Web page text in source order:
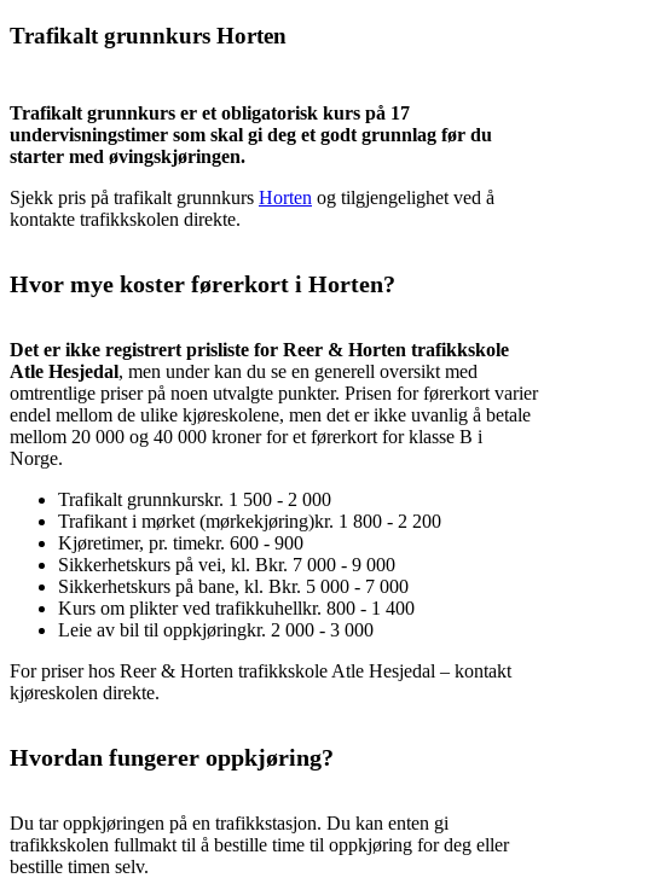
Trafikalt grunnkurs Horten
Trafikalt grunnkurs er et obligatorisk kurs på 17
undervisningstimer som skal gi deg et godt grunnlag før du
starter med øvingskjøringen.
Sjekk pris på trafikalt grunnkurs Horten og tilgjengelighet ved å
kontakte trafikkskolen direkte.
Hvor mye koster førerkort i Horten?
Det er ikke registrert prisliste for Reer & Horten trafikkskole
Atle Hesjedal, men under kan du se en generell oversikt med
omtrentlige priser på noen utvalgte punkter. Prisen for førerkort varier
endel mellom de ulike kjøreskolene, men det er ikke uvanlig å betale
mellom 20 000 og 40 000 kroner for et førerkort for klasse B i
Norge.
Trafikalt grunnkurskr. 1 500 - 2 000
Trafikant i mørket (mørkekjøring)kr. 1 800 - 2 200
Kjøretimer, pr. timekr. 600 - 900
Sikkerhetskurs på vei, kl. Bkr. 7 000 - 9 000
Sikkerhetskurs på bane, kl. Bkr. 5 000 - 7 000
Kurs om plikter ved trafikkuhellkr. 800 - 1 400
Leie av bil til oppkjøringkr. 2 000 - 3 000
For priser hos Reer & Horten trafikkskole Atle Hesjedal – kontakt
kjøreskolen direkte.
Hvordan fungerer oppkjøring?
Du tar oppkjøringen på en trafikkstasjon. Du kan enten gi
trafikkskolen fullmakt til å bestille time til oppkjøring for deg eller
bestille timen selv.